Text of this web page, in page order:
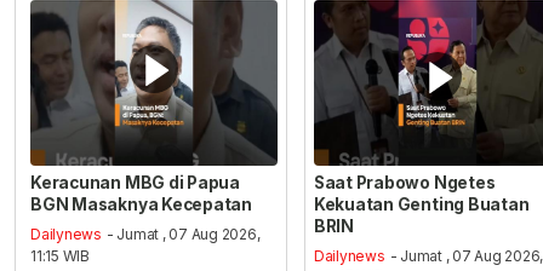
Keracunan MBG di Papua
BGN Masaknya Kecepatan
Dailynews - Jumat , 07 Aug 2026,
11:15 WIB
Saat Prabowo Ngetes
Kekuatan Genting Buatan
BRIN
Dailynews - Jumat , 07 Aug 2026,